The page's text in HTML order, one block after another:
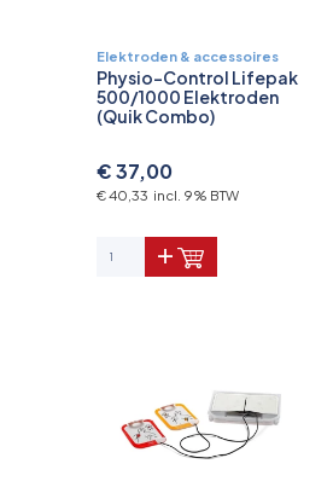
Elektroden & accessoires
Physio-Control Lifepak
500/1000 Elektroden
(Quik Combo)
€ 37,00
€ 40,33 incl. 9% BTW